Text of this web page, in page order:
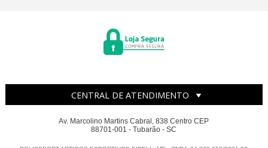
CENTRAL DE ATENDIMENTO
Av. Marcolino Martins Cabral, 838 Centro CEP
88701-001 - Tubarão - SC